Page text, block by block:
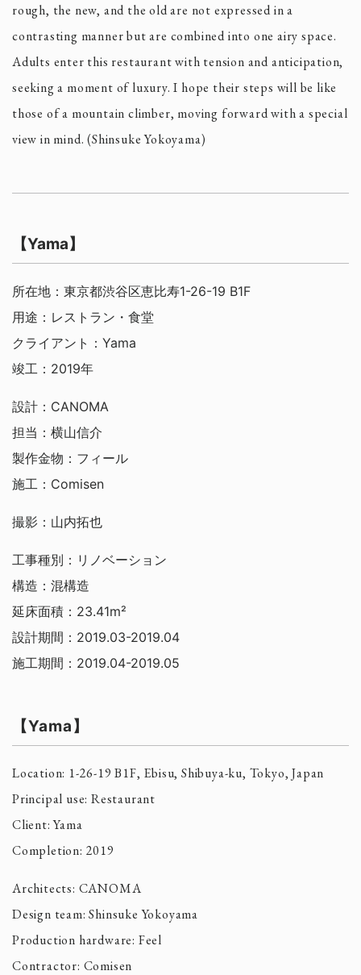
rough, the new, and the old are not expressed in a
contrasting manner but are combined into one airy space.
Adults enter this restaurant with tension and anticipation,
seeking a moment of luxury. I hope their steps will be like
those of a mountain climber, moving forward with a special
view in mind. (Shinsuke Yokoyama)
【Yama】
所在地：東京都渋谷区恵比寿1-26-19 B1F
用途：レストラン・食堂
クライアント：Yama
竣工：2019年
設計：CANOMA
担当：横山信介
製作金物：フィール
施工：Comisen
撮影：山内拓也
工事種別：リノベーション
構造：混構造
延床面積：23.41m²
設計期間：2019.03-2019.04
施工期間：2019.04-2019.05
【Yama】
Location: 1-26-19 B1F, Ebisu, Shibuya-ku, Tokyo, Japan
Principal use: Restaurant
Client: Yama
Completion: 2019
Architects: CANOMA
Design team: Shinsuke Yokoyama
Production hardware: Feel
Contractor: Comisen